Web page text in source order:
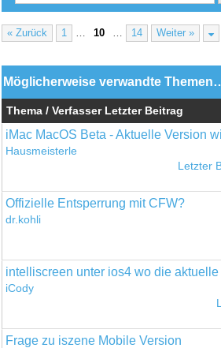
« Zurück 1 10 14 Weiter »
Möglicherweise verwandte
Thema / Verfasser Letzter Beitrag
iMac MacOS Beta - Aktuelle Version
Hausmeisterle
Letzter
Offizielle Entsperrung mit CFW?
dr.kohli
intelliscreen unter ios4 wo die
iCody
Frage zu iszene Mobile Version